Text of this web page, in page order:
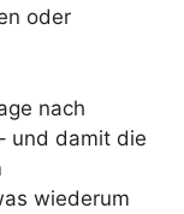
oder
nach
und damit die
wiederum